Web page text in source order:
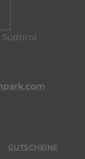
Südtirol
GUTSCHEINE